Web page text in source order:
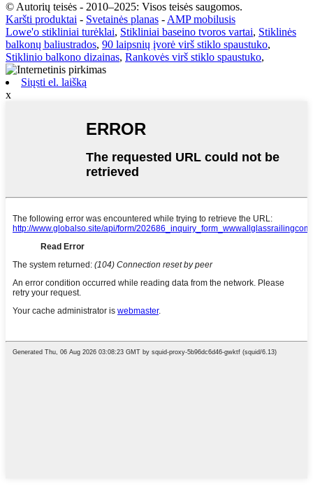
© Autorių teisės - 2010–2025: Visos teisės saugomos.
Karšti produktai - Svetainės planas - AMP mobilusis
Lowe'o stikliniai turėklai, Stikliniai baseino tvoros vartai, Stiklinės
balkonų baliustrados, 90 laipsnių įvorė virš stiklo spaustuko,
Stiklinio balkono dizainas, Rankovės virš stiklo spaustuko,
Siųsti el. laišką
x